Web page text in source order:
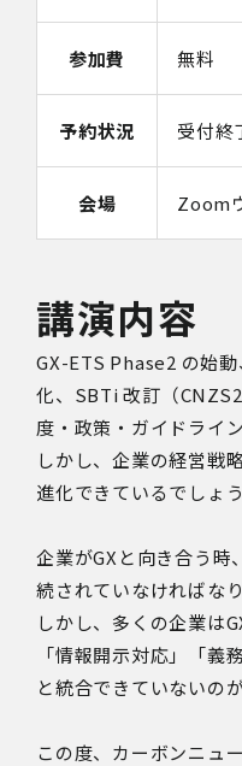
参加費 無料
予約状況 受付終
会場 Zoom
講演内容
GX-ETS Phase2 の始
化、SBTi 改訂（
度・政策・ガイドライ
しかし、企業の経営戦
進化できているでしょう
企業がGXと向き合う時
続されていなければな
しかし、多くの企業は
「情報開示対応」「義
と統合できていないの
この度、カーボンニュ